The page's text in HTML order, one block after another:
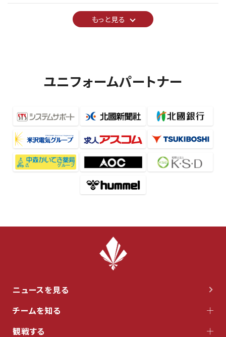
もっと見る
ユニフォームパートナー
ニュースを見る
チームを知る
観戦する